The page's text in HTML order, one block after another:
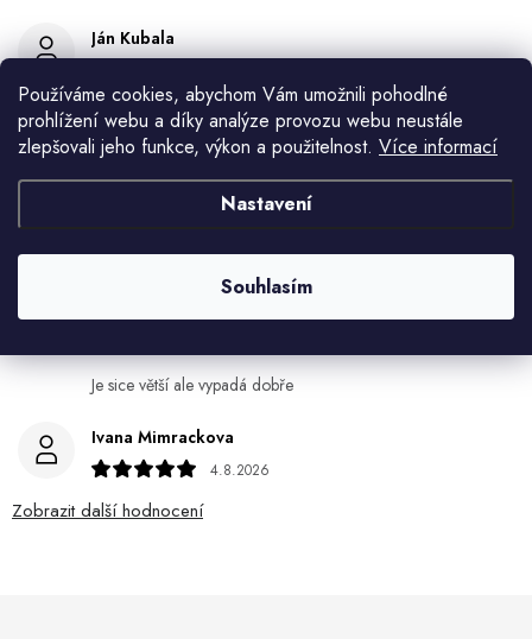
Používáme cookies, abychom Vám umožnili pohodlné
prohlížení webu a díky analýze provozu webu neustále
zlepšovali jeho funkce, výkon a použitelnost. Více informací
Nastavení
Souhlasím
Ján Kubala
Všetko bolo super ale škoda že návod je len v polsky a
anglicky .
Gabriela Březinová Vágnerová
Velmi rychlé odeslání. Spokojenost
Je sice větší ale vypadá dobře
Ivana Mimrackova
4.8.2026
Zobrazit další hodnocení